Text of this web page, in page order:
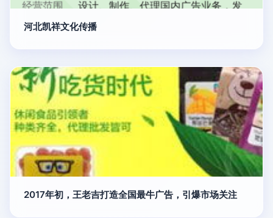
河北凯祥文化传播
2017年初，王老吉打造全国最牛广告，引爆市场关注